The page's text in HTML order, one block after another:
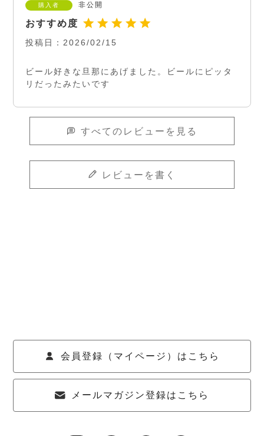
購入者 非公開
投稿日 2026/02/15
ビール好きな旦那にあげました。ビールにピッタ
リだったみたいです
すべてのレビューを見る
レビューを書く
会員登録（マイページ）はこちら
メールマガジン登録はこちら